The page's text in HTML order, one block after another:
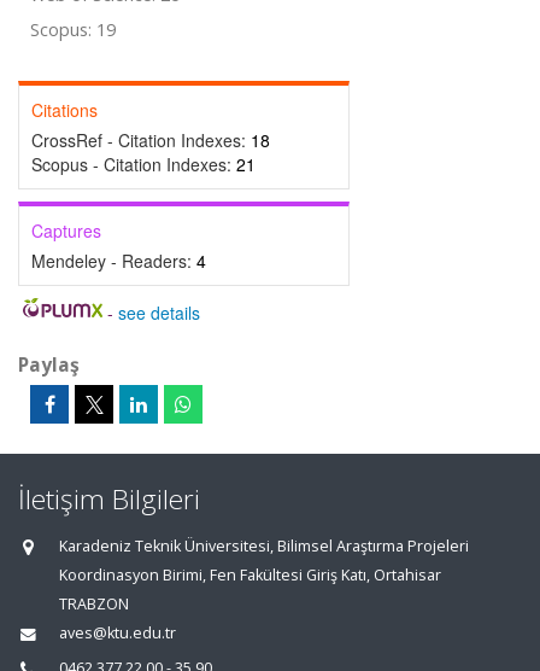
Scopus: 19
Citations
CrossRef - Citation Indexes: 18
Scopus - Citation Indexes: 21
Captures
Mendeley - Readers: 4
- see details
Paylaş
İletişim Bilgileri
Karadeniz Teknik Üniversitesi, Bilimsel Araştırma Projeleri
Koordinasyon Birimi, Fen Fakültesi Giriş Katı, Ortahisar
TRABZON
aves@ktu.edu.tr